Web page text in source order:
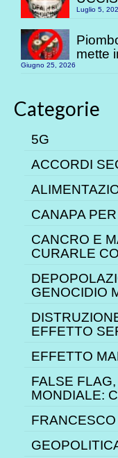
Luglio 5,
mette
Giugno 25, 2026
Categorie
5G
ACCORDI
CANAPA
CANCRO E
CURARLE
GENOCIDIO
EFFETTO
EFFETTO
FALSE
MONDIALE: